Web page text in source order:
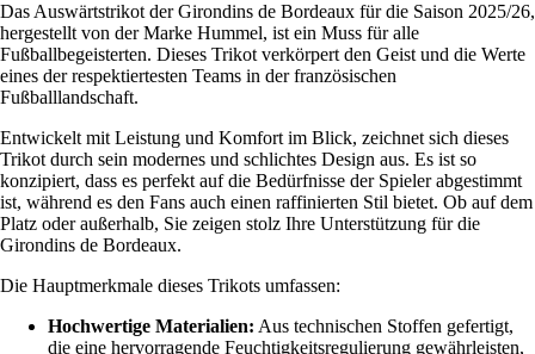
Das Auswärtstrikot der Girondins de Bordeaux für die Saison 2025/26,
hergestellt von der Marke Hummel, ist ein Muss für alle
Fußballbegeisterten. Dieses Trikot verkörpert den Geist und die Werte
eines der respektiertesten Teams in der französischen
Fußballlandschaft.
Entwickelt mit Leistung und Komfort im Blick, zeichnet sich dieses
Trikot durch sein modernes und schlichtes Design aus. Es ist so
konzipiert, dass es perfekt auf die Bedürfnisse der Spieler abgestimmt
ist, während es den Fans auch einen raffinierten Stil bietet. Ob auf dem
Platz oder außerhalb, Sie zeigen stolz Ihre Unterstützung für die
Girondins de Bordeaux.
Die Hauptmerkmale dieses Trikots umfassen:
Hochwertige Materialien: Aus technischen Stoffen gefertigt,
die eine hervorragende Feuchtigkeitsregulierung gewährleisten,